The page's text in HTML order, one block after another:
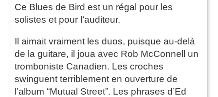
Ce Blues de Bird est un régal pour les
solistes et pour l’auditeur.
Il aimait vraiment les duos, puisque au-delà
de la guitare, il joua avec Rob McConnell un
tromboniste Canadien. Les croches
swinguent terriblement en ouverture de
l’album “Mutual Street”. Les phrases d’Ed